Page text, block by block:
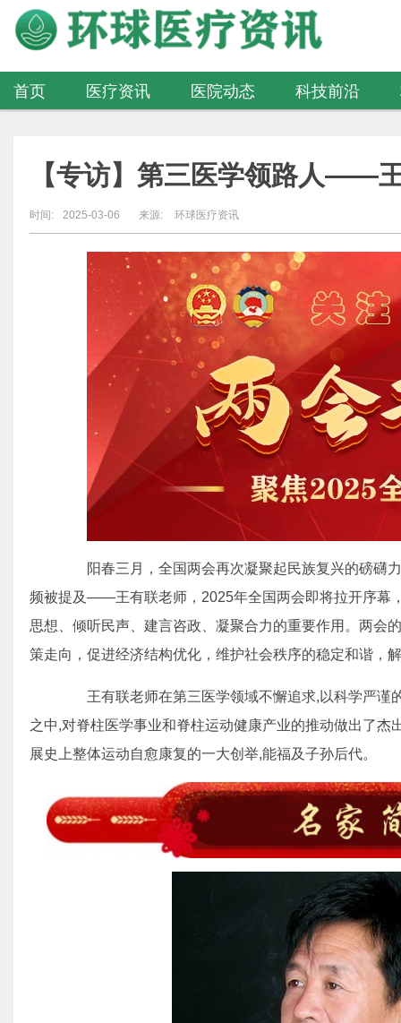
首页 医疗资讯 医院动态 科技前沿
【专访】第三医学领路人——
时间: 2025-03-06 来源: 环球医疗资讯
阳春三月，全国两会再次凝聚起民族复兴的磅礴
频被提及——王有联老师，2025年全国两会即将拉开序幕
思想、倾听民声、建言咨政、凝聚合力的重要作用。两会
策走向，促进经济结构优化，维护社会秩序的稳定和谐，
王有联老师在第三医学领域不懈追求,以科学严谨
之中,对脊柱医学事业和脊柱运动健康产业的推动做出了
展史上整体运动自愈康复的一大创举,能福及子孙后代。